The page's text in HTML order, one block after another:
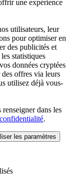
une expérience
utilisateurs, leur
pour optimiser en
des publicités et
statistiques
données cryptées
des offres via leurs
utilisez déjà vous-
dans les
.
les paramètres